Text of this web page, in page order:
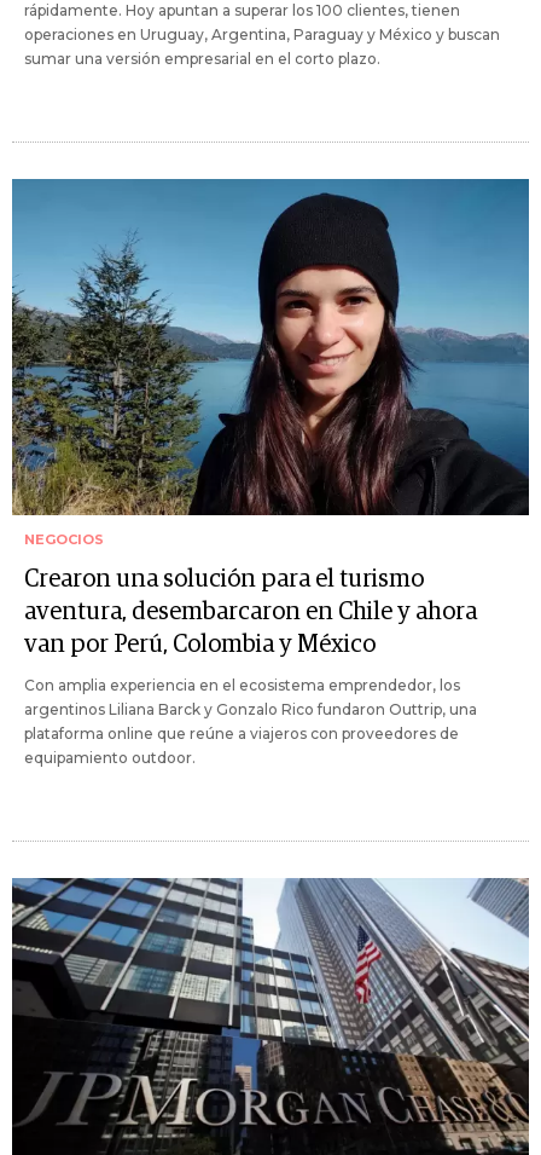
rápidamente. Hoy apuntan a superar los 100 clientes, tienen
operaciones en Uruguay, Argentina, Paraguay y México y buscan
sumar una versión empresarial en el corto plazo.
NEGOCIOS
Crearon una solución para el turismo
aventura, desembarcaron en Chile y ahora
van por Perú, Colombia y México
Con amplia experiencia en el ecosistema emprendedor, los
argentinos Liliana Barck y Gonzalo Rico fundaron Outtrip, una
plataforma online que reúne a viajeros con proveedores de
equipamiento outdoor.